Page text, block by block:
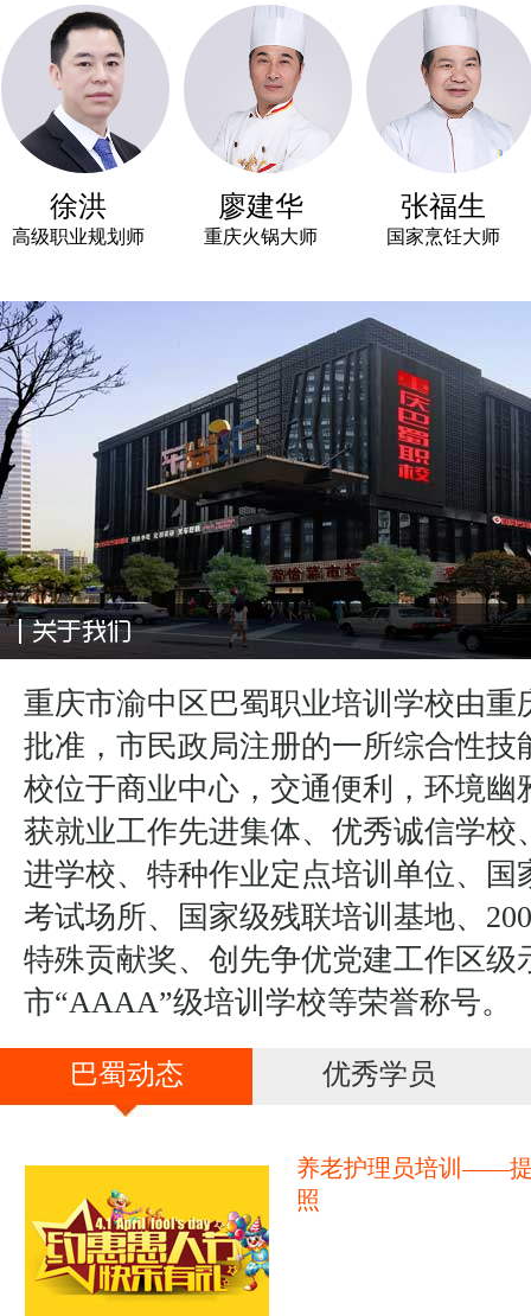
徐洪
业规划师
廖建华
重庆火锅大师
张福生
国家烹饪大师
重庆市渝中区巴蜀职业培训学校由重
批准，市民政局注册的一所综合性技
校位于商业中心，交通便利，环境幽
获就业工作先进集体、优秀诚信学校
进学校、特种作业定点培训单位、国
考试场所、国家级残联培训基地、
特殊贡献奖、创先争优党建工作区级
市“AAAA”级培训学校等荣誉称号。
巴蜀动态 优秀学员
养老护理员培训——
照